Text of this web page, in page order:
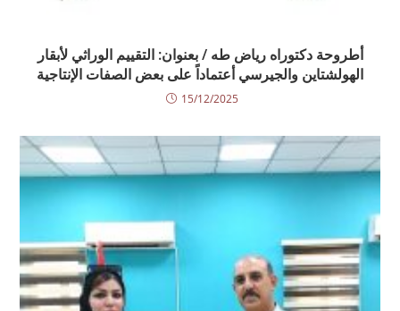
أطروحة دكتوراه رياض طه / بعنوان: التقييم الوراثي لأبقار
الهولشتاين والجيرسي أعتماداً على بعض الصفات الإنتاجية
15/12/2025